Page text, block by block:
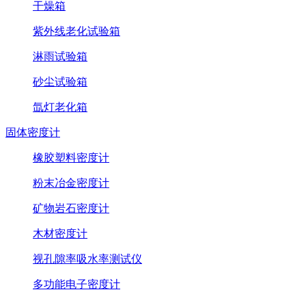
干燥箱
紫外线老化试验箱
淋雨试验箱
砂尘试验箱
氙灯老化箱
固体密度计
橡胶塑料密度计
粉末冶金密度计
矿物岩石密度计
木材密度计
视孔隙率吸水率测试仪
多功能电子密度计